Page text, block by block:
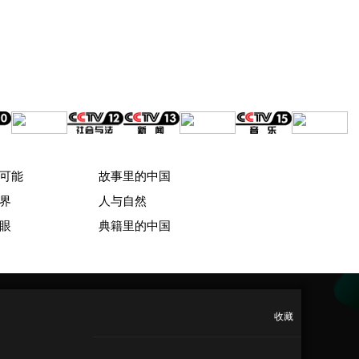
能
故事里的中国
人与自然
典籍里的中国
收藏